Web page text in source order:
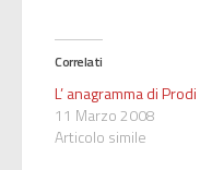
Correlati
L’ anagramma di Prodi
11 Marzo 2008
Articolo simile